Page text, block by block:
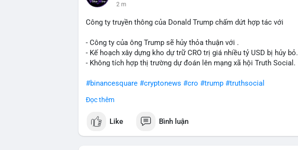
2 m
Công ty truyền thông của Donald Trump chấm dứt hợp tác với
- Công ty của ông Trump sẽ hủy thỏa thuận với .
- Kế hoạch xây dựng kho dự trữ CRO trị giá nhiều tỷ USD bị hủy bỏ.
- Không tích hợp thị trường dự đoán lên mạng xã hội Truth Social.
#binancesquare #cryptonews #cro #trump #truthsocial
$cro
#vlikevn #titanbot
Đọc thêm
Like Bình luận